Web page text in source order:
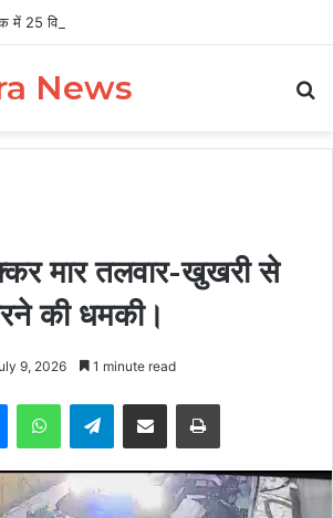
News
मार तलवार-खुखरी से
की धमकी।
9, 2026 1 minute read
MessengerWhatsAppTelegramShare via Email Print